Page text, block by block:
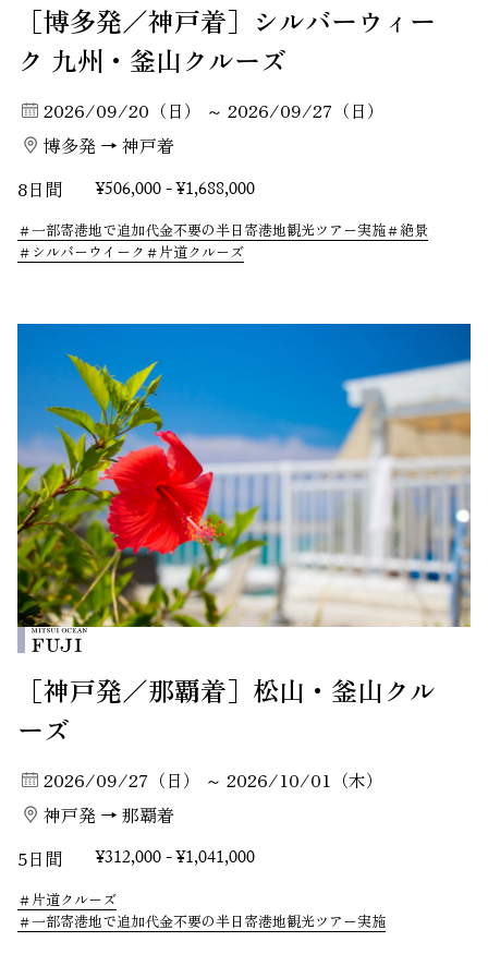
［博多発／神戸着］シルバーウィー
ク 九州・釜山クルーズ
2026/09/20（日） ～ 2026/09/27（日）
博多発 → 神戸着
8日間
¥506,000 - ¥1,688,000
一部寄港地で追加代金不要の半日寄港地観光ツアー実施
絶景
シルバーウイーク
片道クルーズ
［神戸発／那覇着］松山・釜山クル
ーズ
2026/09/27（日） ～ 2026/10/01（木）
神戸発 → 那覇着
5日間
¥312,000 - ¥1,041,000
片道クルーズ
一部寄港地で追加代金不要の半日寄港地観光ツアー実施